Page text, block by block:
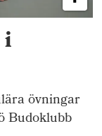
i
övningar
Budoklubb